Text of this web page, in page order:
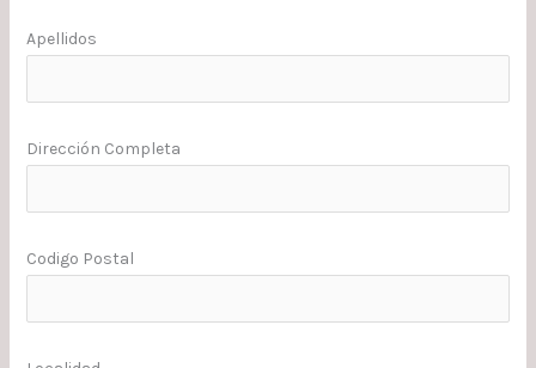
Apellidos
Dirección Completa
Codigo Postal